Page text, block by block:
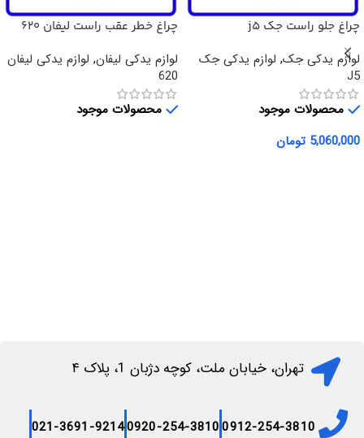
چراغ جلو راست جک j5
لوازم یدکی جک, لوازم یدکی جک
J5
محصولات موجود
5,060,000 تومان
چراغ خطر عقب راست لیفان 620
لوازم یدکی لیفان, لوازم یدکی لیفان
620
محصولات موجود
تهران، خیابان ملت، کوچه دژبان 1، پلاک ۴
0912-254-3810
0920-254-3810
021-3691-9214